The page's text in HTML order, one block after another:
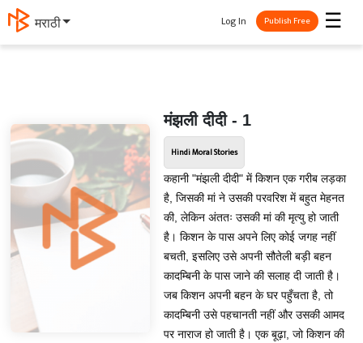
मराठी ☰
Log In Publish Free
मंझली दीदी - 1
Hindi Moral Stories
कहानी "मंझली दीदी" में किशन एक गरीब लड़का
है, जिसकी मां ने उसकी परवरिश में बहुत मेहनत
की, लेकिन अंततः उसकी मां की मृत्यु हो जाती
है। किशन के पास अपने लिए कोई जगह नहीं
बचती, इसलिए उसे अपनी सौतेली बड़ी बहन
कादम्बिनी के पास जाने की सलाह दी जाती है।
जब किशन अपनी बहन के घर पहुँचता है, तो
कादम्बिनी उसे पहचानती नहीं और उसकी आमद
पर नाराज हो जाती है। एक बूढ़ा, जो किशन की